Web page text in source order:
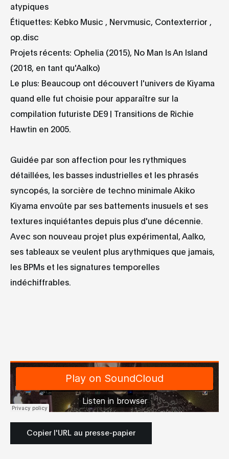
atypiques
Étiquettes: Kebko Music , Nervmusic, Contexterrior ,
op.disc
Projets récents: Ophelia (2015), No Man Is An Island
(2018, en tant qu'Aalko)
Le plus: Beaucoup ont découvert l'univers de Kiyama
quand elle fut choisie pour apparaître sur la
compilation futuriste DE9 | Transitions de Richie
Hawtin en 2005.
Guidée par son affection pour les rythmiques
détaillées, les basses industrielles et les phrasés
syncopés, la sorcière de techno minimale Akiko
Kiyama envoûte par ses battements inusuels et ses
textures inquiétantes depuis plus d'une décennie.
Avec son nouveau projet plus expérimental, Aalko,
ses tableaux se veulent plus arythmiques que jamais,
les BPMs et les signatures temporelles
indéchiffrables.
Copier l'URL au presse-papier